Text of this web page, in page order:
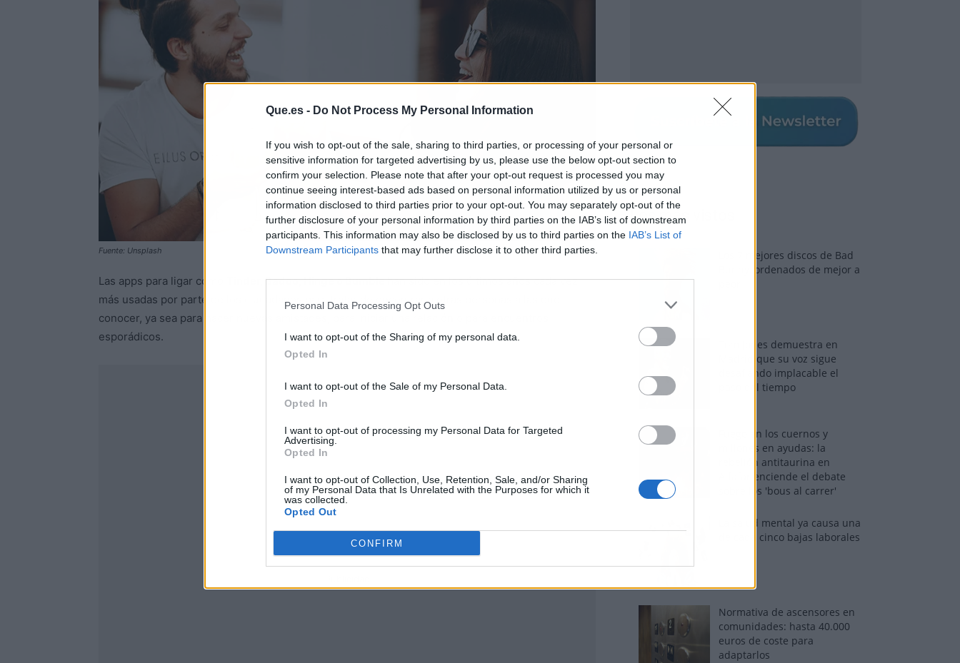
Que.es - Do Not Process My Personal Information
If you wish to opt-out of the sale, sharing to third parties, or processing of your personal or
sensitive information for targeted advertising by us, please use the below opt-out section to
confirm your selection. Please note that after your opt-out request is processed you may
continue seeing interest-based ads based on personal information utilized by us or personal
information disclosed to third parties prior to your opt-out. You may separately opt-out of the
further disclosure of your personal information by third parties on the IAB’s list of downstream
participants. This information may also be disclosed by us to third parties on the IAB’s List of
Downstream Participants that may further disclose it to other third parties.
Personal Data Processing Opt Outs
I want to opt-out of the Sharing of my personal data.
Opted In
I want to opt-out of the Sale of my Personal Data.
Opted In
I want to opt-out of processing my Personal Data for Targeted
Advertising.
Opted In
I want to opt-out of Collection, Use, Retention, Sale, and/or Sharing
of my Personal Data that Is Unrelated with the Purposes for which it
was collected.
Opted Out
CONFIRM
Fuente: Unsplash
Las apps para ligar como Tinder, Badoo, Hinge o Bumblehan sido en los últimos años cada vez
más usadas por parte de los ciudadanos para tratar de encontrar a otras personas a las que
conocer, ya sea para hacer nuevas amistades, para iniciar una relación o para encuentros
esporádicos.
Los más vistos
Los 7 mejores discos de Bad
Bunny, ordenados de mejor a
Tom Jones demuestra en
Madrid que su voz sigue
desafiando implacable el
paso del tiempo
Fuego en los cuernos y
millones en ayudas: la
rebelión antitaurina en
Alfafar enciende el debate
sobre los 'bous al carrer'
La salud mental ya causa una
de cada cinco bajas laborales
Normativa de ascensores en
comunidades: hasta 40.000
euros de coste para
adaptarlos